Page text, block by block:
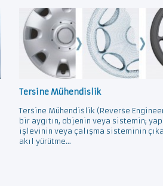
Tersine Mühendislik
Tersine Mühendislik (Reverse
bir aygıtın, objenin veya sistemin;
işlevinin veya çalışma sisteminin
akıl yürütme...